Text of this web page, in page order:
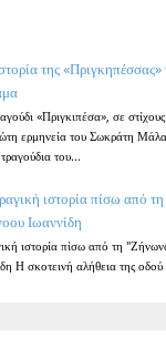
της
«Πριγκιπέσα», σε
ερμηνεία του Σωκράτη
του...
ιστορία πίσω από
Ιωαννίδη
ιστορία πίσω από τη
Η σκοτεινή αλήθεια της